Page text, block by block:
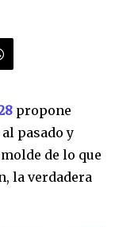
propone
pasado y
de lo que
la verdadera